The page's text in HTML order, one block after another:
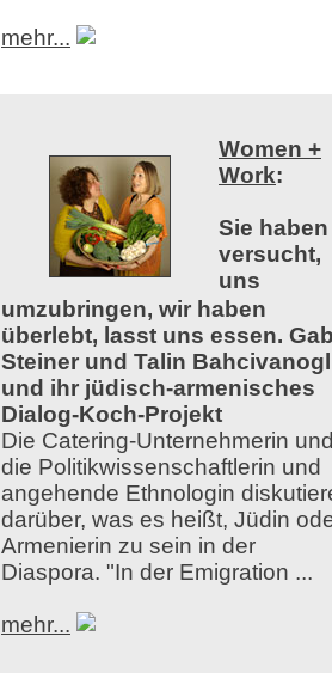
mehr...
Women +
Work:
Sie haben
versucht,
uns
umzubringen, wir haben
überlebt, lasst uns essen.
Steiner und Talin
und ihr jüdisch-armenisches
Dialog-Koch-Projekt
Die Catering-Unternehmerin
die Politikwissenschaftlerin und
angehende Ethnologin
darüber, was es heißt, Jüdin
Armenierin zu sein in der
Diaspora. "In der Emigration ...
mehr...